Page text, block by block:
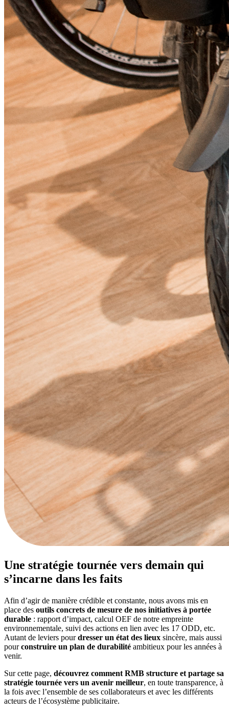
Une stratégie tournée vers demain qui
s’incarne dans les faits
Afin d’agir de manière crédible et constante, nous avons mis en
place des outils concrets de mesure de nos initiatives à portée
durable : rapport d’impact, calcul OEF de notre empreinte
environnementale, suivi des actions en lien avec les 17 ODD, etc.
Autant de leviers pourdresser un état des lieux sincère, mais aussi
pourconstruire un plan de durabilité ambitieux pour les années à
venir.
Sur cette page, découvrez comment RMB structure et partage sa
stratégie tournée vers un avenir meilleur, en toute transparence, à
la fois avec l’ensemble de ses collaborateurs et avec les différents
acteurs de l’écosystème publicitaire.